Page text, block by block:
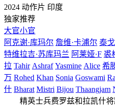
2024 动作片 印度
独家推荐
大官小官
阿克谢·库玛尔 詹维·卡浦尔 泰
特维拉吉·苏库玛兰 阿莱娅·F 裘
拉 Tahir Ashraf Yasmine Alice 希
万 Rohed Khan Sonia Goswami
什 Bharat Mistri Bijou Thaangjam
精英士兵费罗兹和拉凯什将